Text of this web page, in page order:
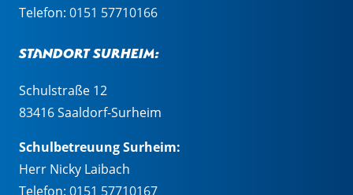
Telefon: 0151 57710166
Standort Surheim:
Schulstraße 12
83416 Saaldorf-Surheim
Schulbetreuung Surheim:
Herr Nicky Laibach
Telefon: 0151 57710167